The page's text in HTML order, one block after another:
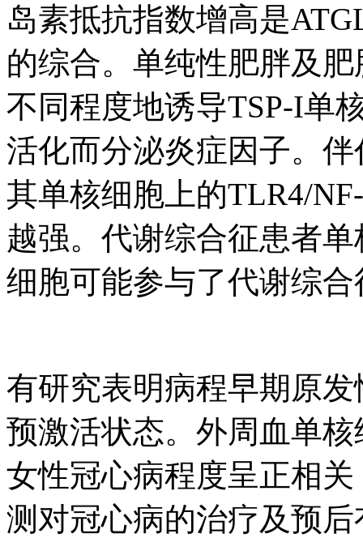
岛素抵抗指数增高是
的综合。单纯性肥胖及
不同程度地诱导TSP-I单
活化而分泌炎症因子。
其单核细胞上的TLR4/
越强。代谢综合征患者
细胞可能参与了代谢综
有研究表明病程早期原
预激活状态。外周血单
女性冠心病程度呈正相
测对冠心病的治疗及预